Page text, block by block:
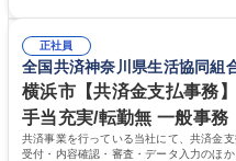
道路施設や道路工事現場の見学ツ
へ配属。※業務内容変更の範囲：会社の定める業
ープ】総合職（事務）◇残業月平
部門など多岐に渡る業務を経験で
事業の他、新宿駅西口広場内に設
イン」の管理運営を行うなど、事
います。 学歴・資格 学歴：大学院 大学 高専 短大 専修学校 高校 語学力：
資格：
正社員
全国共済神奈川県生活協同組
横浜市【共済金支払事務
手当充実/転勤無 一般事務
共済事業を行っている当社にて、共済金
受付・内容確認・審査・データ入力のほ